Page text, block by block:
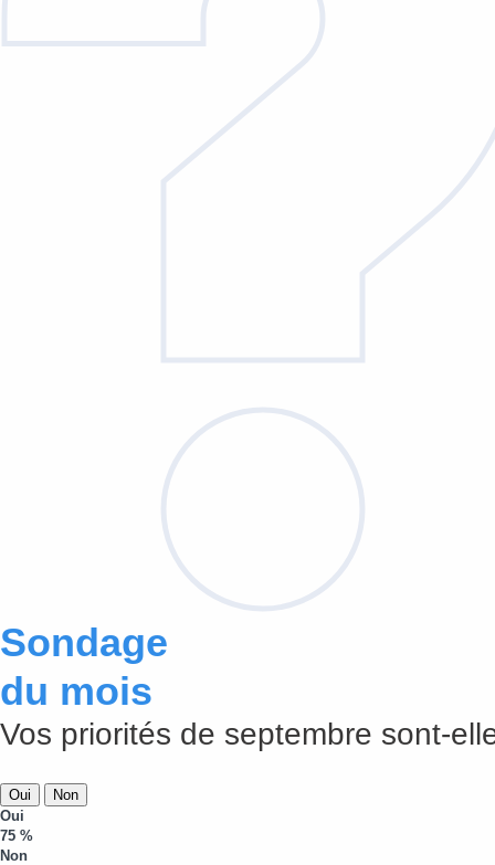
Sondage
du mois
Vos priorités de septembre sont-
Oui
Non
Oui
75 %
Non